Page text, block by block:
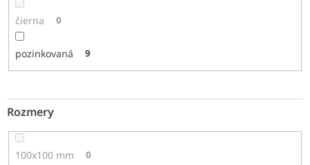
čierna 0
pozinkovaná 9
Rozmery
100x100 mm 0